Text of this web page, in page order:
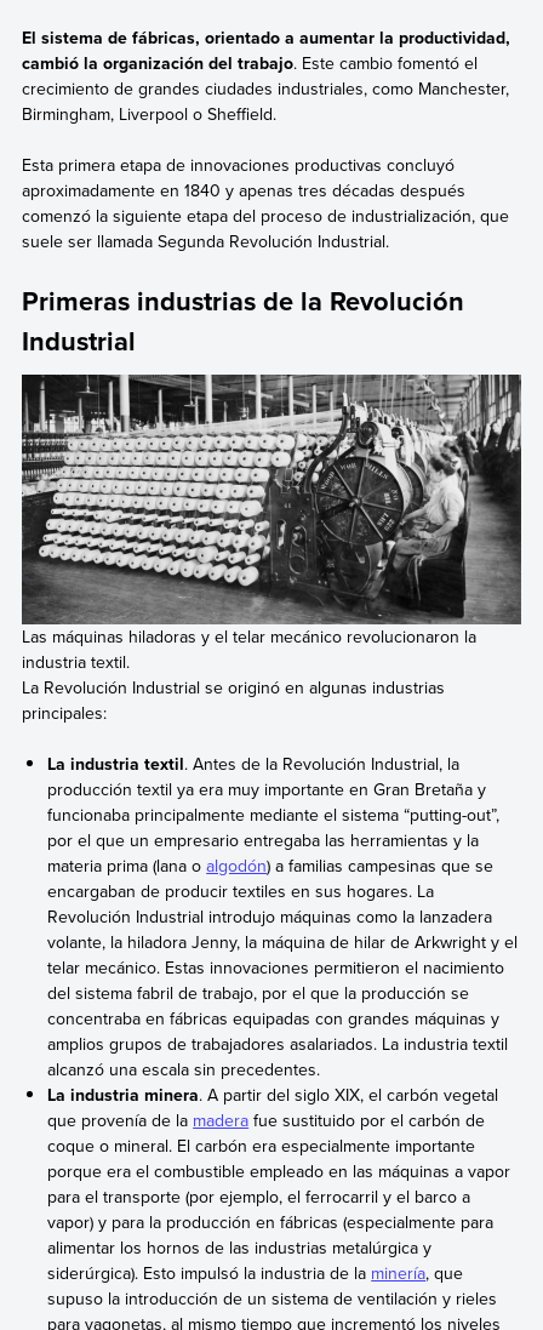
El sistema de fábricas, orientado a aumentar la productividad,
cambió la organización del trabajo. Este cambio fomentó el
crecimiento de grandes ciudades industriales, como Manchester,
Birmingham, Liverpool o Sheffield.
Esta primera etapa de innovaciones productivas concluyó
aproximadamente en 1840 y apenas tres décadas después
comenzó la siguiente etapa del proceso de industrialización, que
suele ser llamada Segunda Revolución Industrial.
Primeras industrias de la Revolución
Industrial
Las máquinas hiladoras y el telar mecánico revolucionaron la
industria textil.
La Revolución Industrial se originó en algunas industrias
principales:
La industria textil. Antes de la Revolución Industrial, la
producción textil ya era muy importante en Gran Bretaña y
funcionaba principalmente mediante el sistema “putting-out”,
por el que un empresario entregaba las herramientas y la
materia prima (lana oalgodón) a familias campesinas que se
encargaban de producir textiles en sus hogares. La
Revolución Industrial introdujo máquinas como la lanzadera
volante, la hiladora Jenny, la máquina de hilar de Arkwright y el
telar mecánico. Estas innovaciones permitieron el nacimiento
del sistema fabril de trabajo, por el que la producción se
concentraba en fábricas equipadas con grandes máquinas y
amplios grupos de trabajadores asalariados. La industria textil
alcanzó una escala sin precedentes.
La industria minera. A partir del siglo XIX, el carbón vegetal
que provenía de la madera fue sustituido por el carbón de
coque o mineral. El carbón era especialmente importante
porque era el combustible empleado en las máquinas a vapor
para el transporte (por ejemplo, el ferrocarril y el barco a
vapor) y para la producción en fábricas (especialmente para
alimentar los hornos de las industrias metalúrgica y
siderúrgica). Esto impulsó la industria de la minería, que
supuso la introducción de un sistema de ventilación y rieles
para vagonetas, al mismo tiempo que incrementó los niveles